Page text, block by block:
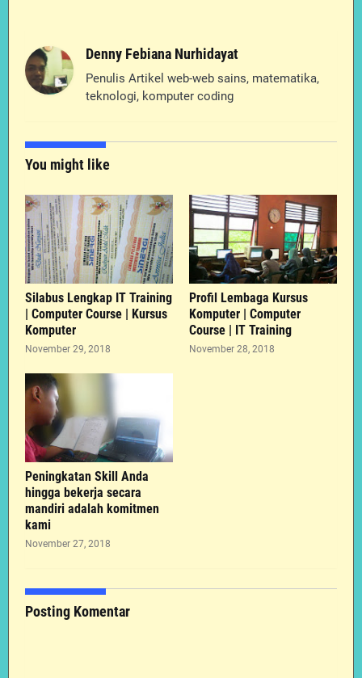
Denny Febiana Nurhidayat
Penulis Artikel web-web sains, matematika,
teknologi, komputer coding
You might like
Silabus Lengkap IT Training
| Computer Course | Kursus
Komputer
November 29, 2018
Profil Lembaga Kursus
Komputer | Computer
Course | IT Training
November 28, 2018
Peningkatan Skill Anda
hingga bekerja secara
mandiri adalah komitmen
kami
November 27, 2018
Posting Komentar